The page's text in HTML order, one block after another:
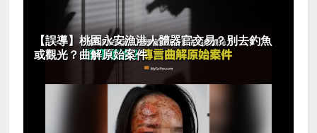
【誤導】桃園永安漁港人體器官交易？別去釣魚
或觀光？曲解原始案件